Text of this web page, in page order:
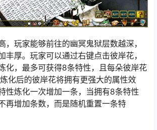
，玩家能够前往的幽冥鬼狱层数越深，
丰厚。玩家可以通过右键点击彼岸花，
化，最多可获得8条特性，且每朵彼岸花
化后的彼岸花将拥有更强大的属性效
性炼化一次增加一条，当拥有8条特性
再增加条数，而是随机重置一条特